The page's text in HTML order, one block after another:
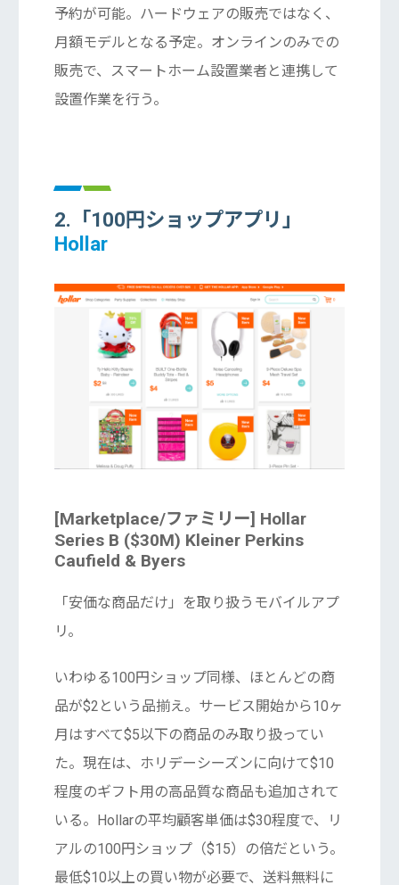
予約が可能。ハードウェアの販売ではなく、
月額モデルとなる予定。オンラインのみでの
販売で、スマートホーム設置業者と連携して
設置作業を行う。
2.「100円ショップアプリ」
Hollar
[Marketplace/ファミリー] Hollar
Series B ($30M) Kleiner Perkins
Caufield & Byers
「安価な商品だけ」を取り扱うモバイルアプ
リ。
いわゆる100円ショップ同様、ほとんどの商
品が$2という品揃え。サービス開始から10ヶ
月はすべて$5以下の商品のみ取り扱ってい
た。現在は、ホリデーシーズンに向けて$10
程度のギフト用の高品質な商品も追加されて
いる。Hollarの平均顧客単価は$30程度で、リ
アルの100円ショップ（$15）の倍だという。
最低$10以上の買い物が必要で、送料無料に